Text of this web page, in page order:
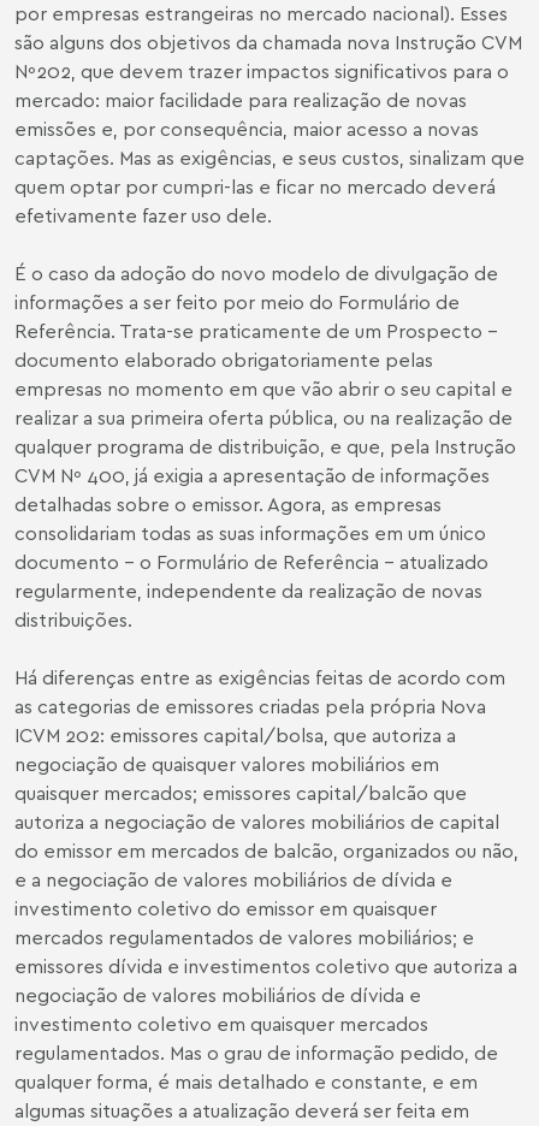
por empresas estrangeiras no mercado nacional). Esses
são alguns dos objetivos da chamada nova Instrução CVM
Nº202, que devem trazer impactos significativos para o
mercado: maior facilidade para realização de novas
emissões e, por consequência, maior acesso a novas
captações. Mas as exigências, e seus custos, sinalizam que
quem optar por cumpri-las e ficar no mercado deverá
efetivamente fazer uso dele.
É o caso da adoção do novo modelo de divulgação de
informações a ser feito por meio do Formulário de
Referência. Trata-se praticamente de um Prospecto -
documento elaborado obrigatoriamente pelas
empresas no momento em que vão abrir o seu capital e
realizar a sua primeira oferta pública, ou na realização de
qualquer programa de distribuição, e que, pela Instrução
CVM Nº 400, já exigia a apresentação de informações
detalhadas sobre o emissor. Agora, as empresas
consolidariam todas as suas informações em um único
documento - o Formulário de Referência - atualizado
regularmente, independente da realização de novas
distribuições.
Há diferenças entre as exigências feitas de acordo com
as categorias de emissores criadas pela própria Nova
ICVM 202: emissores capital/bolsa, que autoriza a
negociação de quaisquer valores mobiliários em
quaisquer mercados; emissores capital/balcão que
autoriza a negociação de valores mobiliários de capital
do emissor em mercados de balcão, organizados ou não,
e a negociação de valores mobiliários de dívida e
investimento coletivo do emissor em quaisquer
mercados regulamentados de valores mobiliários; e
emissores dívida e investimentos coletivo que autoriza a
negociação de valores mobiliários de dívida e
investimento coletivo em quaisquer mercados
regulamentados. Mas o grau de informação pedido, de
qualquer forma, é mais detalhado e constante, e em
algumas situações a atualização deverá ser feita em